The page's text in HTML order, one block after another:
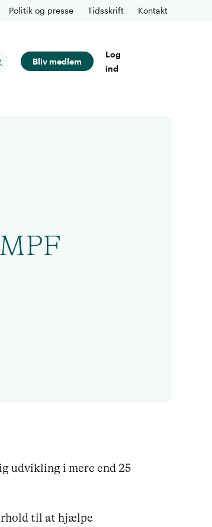
Politik og presse Tidsskrift Kontakt
Bliv medlem
Log
ind
MPF
udvikling i mere end 25
til at hjælpe